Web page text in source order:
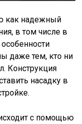
как надежный
в том числе в
даже тем, кто ни
Конструкция
насадку в
с помощью